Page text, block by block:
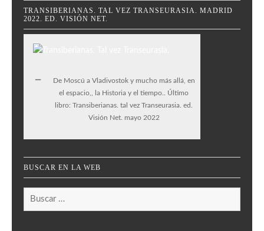
TRANSIBERIANAS. TAL VEZ TRANSEURASIA. MADRID
2022. ED. VISIÓN NET.
De Moscú a Vladivostok y mucho más allá, en
el espacio,, la Historia y el tiempo.. Último
libro: Transiberianas. tal vez Transeurasia. ed.
Visión Net. mayo 2022
BUSCAR EN LA WEB
Buscar: